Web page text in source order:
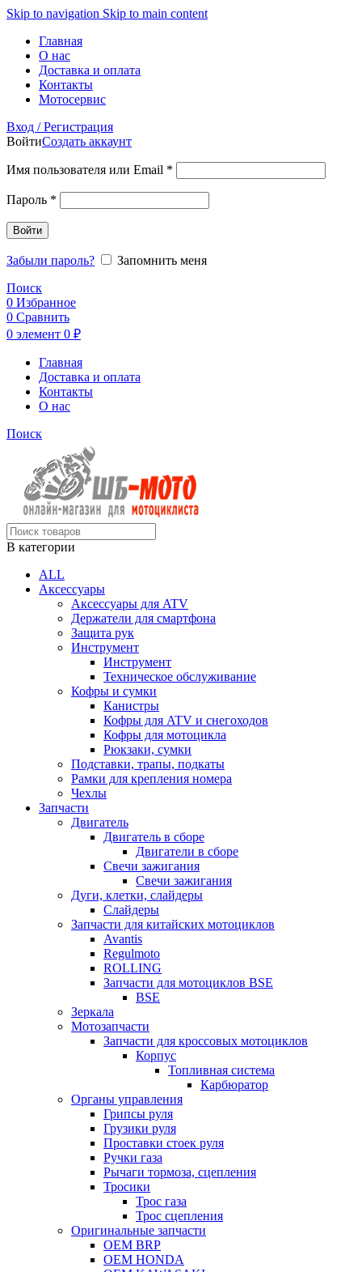
Skip to navigation Skip to main content
Главная
О нас
Доставка и оплата
Контакты
Мотосервис
Вход / Регистрация
ВойтиСоздать аккаунт
Имя пользователя или Email *
Пароль *
Войти
Забыли пароль?
Запомнить меня
Поиск
0 Избранное
0 Сравнить
0 элемент 0 ₽
Главная
Доставка и оплата
Контакты
О нас
Поиск
В категории
ALL
Аксессуары
Аксессуары для ATV
Держатели для смартфона
Защита рук
Инструмент
Инструмент
Техническое обслуживание
Кофры и сумки
Канистры
Кофры для ATV и снегоходов
Кофры для мотоцикла
Рюкзаки, сумки
Подставки, трапы, подкаты
Рамки для крепления номера
Чехлы
Запчасти
Двигатель
Двигатель в сборе
Двигатели в сборе
Свечи зажигания
Свечи зажигания
Дуги, клетки, слайдеры
Слайдеры
Запчасти для китайских мотоциклов
Avantis
Regulmoto
ROLLING
Запчасти для мотоциклов BSE
BSE
Зеркала
Мотозапчасти
Запчасти для кроссовых мотоциклов
Корпус
Топливная система
Карбюратор
Органы управления
Грипсы руля
Грузики руля
Проставки стоек руля
Ручки газа
Рычаги тормоза, сцепления
Тросики
Трос газа
Трос сцепления
Оригинальные запчасти
OEM BRP
OEM HONDA